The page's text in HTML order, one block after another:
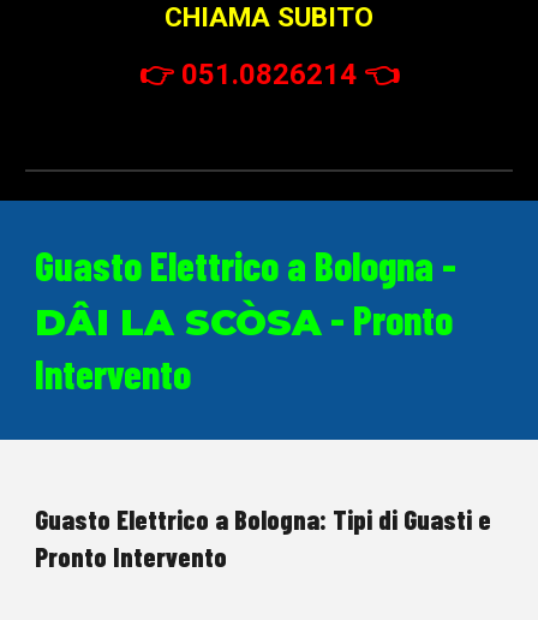
CHIAMA SUBITO
👉 051.0826214 👈
Guasto Elettrico a Bologna -
DÂI LA SCÒSA - Pronto
Intervento
Guasto Elettrico a Bologna: Tipi di Guasti e
Pronto Intervento